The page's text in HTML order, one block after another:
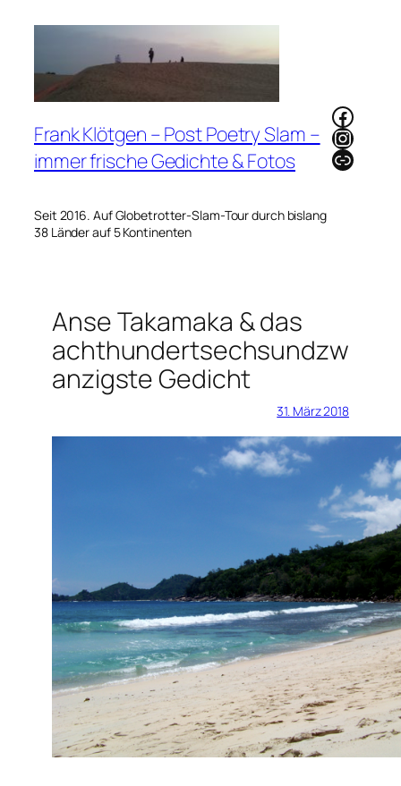
Frank Klötgen – Post Poetry Slam –
immer frische Gedichte & Fotos
Seit 2016. Auf Globetrotter-Slam-Tour durch bislang
38 Länder auf 5 Kontinenten
Link
Anse Takamaka & das
achthundertsechsundzw
anzigste Gedicht
31. März 2018